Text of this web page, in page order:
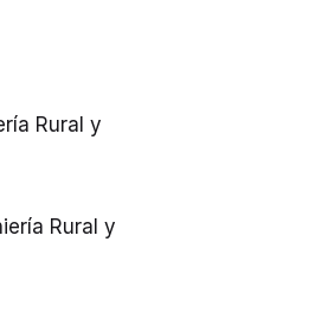
Rural y
Rural y